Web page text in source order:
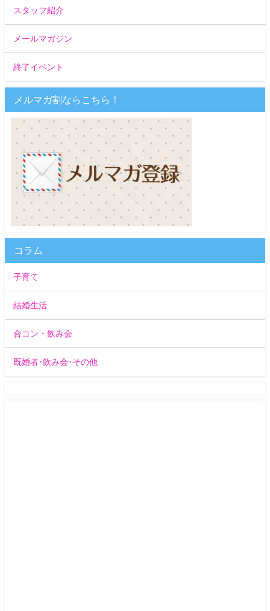
スタッフ紹介
メールマガジン
終了イベント
メルマガ割ならこちら！
コラム
子育て
結婚生活
合コン・飲み会
既婚者･飲み会･その他